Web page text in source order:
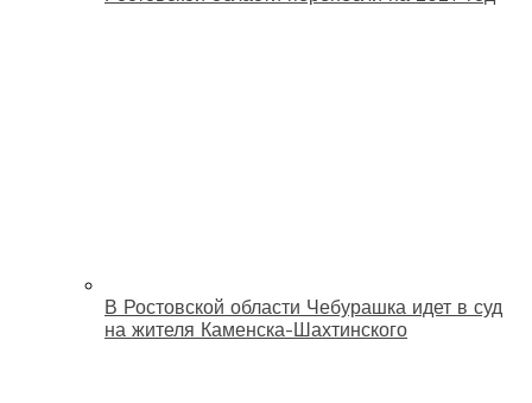
В Ростовской области Чебурашка идет в суд
на жителя Каменска-Шахтинского